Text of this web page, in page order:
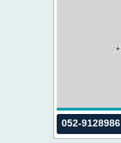
052-9128986